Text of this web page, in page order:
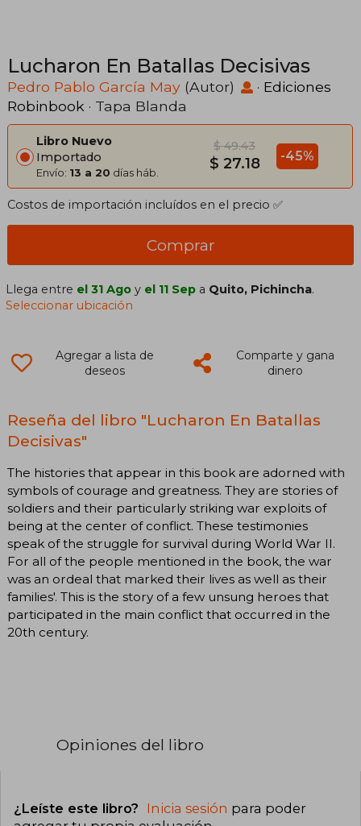
Lucharon En Batallas Decisivas
Pedro Pablo García May (Autor) · Ediciones
Robinbook · Tapa Blanda
Libro Nuevo
Importado
Envío: 13 a 20 días háb.
$ 49.43
$ 27.18 -45%
Costos de importación incluídos en el precio ✅
Comprar
Llega entre el 31 Ago y el 11 Sep a Quito, Pichincha.
Seleccionar ubicación
Agregar a lista de
deseos
Comparte y gana
dinero
Reseña del libro "Lucharon En Batallas
Decisivas"
The histories that appear in this book are adorned with
symbols of courage and greatness. They are stories of
soldiers and their particularly striking war exploits of
being at the center of conflict. These testimonies
speak of the struggle for survival during World War II.
For all of the people mentioned in the book, the war
was an ordeal that marked their lives as well as their
families'. This is the story of a few unsung heroes that
participated in the main conflict that occurred in the
20th century.
Opiniones del libro
¿Leíste este libro? Inicia sesión para poder